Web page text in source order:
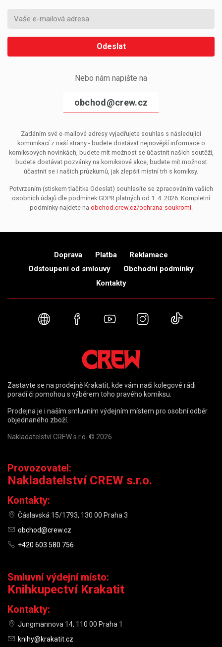
Odeslat
Nebo nám napište na
obchod@crew.cz
Zadáním své e-mailové adresy vyjadřujete souhlas s následující
komunikací z naší strany - budete dostávat nejnovější informace o
komiksových novinkách, budete mít možnost se účastnit našich soutěží,
budete dostávat pozvánky na komiksové akce, budete mít možnost
účastnit se i našich průzkumů, jak zlepšit místní trh s komiksy.
Potvrzením (stiskem tlačítka Odeslat) souhlasíte se zpracováním vašich
osobních údajů dle podmínek GDPR platných od 1. 4. 2026. Kompletní
podmínky najdete na obchod.crew.cz/ochrana-soukromi.
Doprava Platba
Reklamace
Odstoupení od smlouvy
Obchodní podmínky
Kontakty
Webové stránky
FacebookYouTubeInstagram
Zastavte se na prodejně Krakatit, kde vám naši kolegové rádi
poradí či pomohou s výběrem toho pravého komiksu.
Prodejna je i naším smluvním výdejním místem pro osobní odběr
objednaného zboží.
Nakladatelství CREW s.r.o. © 2026
Provozovatel:
Nakladatelství CREW s.r.o.
Kontakty:
Čáslavská 15/1793, 130 00 Praha 3
obchod@crew.cz
+420 603 580 756
Smluvní výdejní místo:
Knihkupectví Krakatit
Kontakty:
Jungmannova 14, 110 00 Praha 1
knihy@krakatit.cz